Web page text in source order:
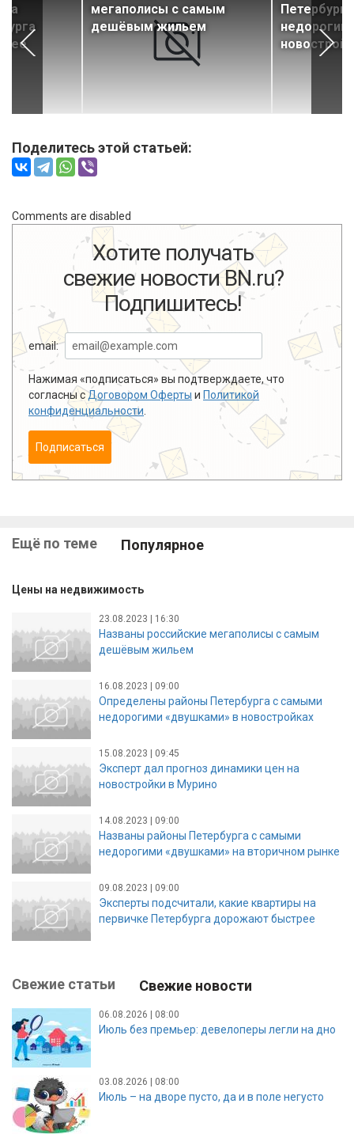
на
мегаполисы с самым
дешёвым жильем
Поделитесь этой статьей:
Comments are disabled
Хотите получать
свежие новости BN.ru?
Подпишитесь!
email:
Нажимая «подписаться» вы подтверждаете, что
согласны сДоговором Оферты и Политикой
конфиденциальности
Подписаться
Ещё по теме Популярное
Цены на недвижимость
23.08.2023 | 16:30
Названы российские мегаполисы с самым
дешёвым жильем
16.08.2023 | 09:00
Определены районы Петербурга с самыми
недорогими «двушками» в новостройках
15.08.2023 | 09:45
Эксперт дал прогноз динамики цен на
новостройки в Мурино
14.08.2023 | 09:00
Названы районы Петербурга с самыми
недорогими «двушками» на вторичном рынке
09.08.2023 | 09:00
Эксперты подсчитали, какие квартиры на
первичке Петербурга дорожают быстрее
Свежие статьи Свежие новости
06.08.2026 | 08:00
Июль без премьер: девелоперы легли на дно
03.08.2026 | 08:00
Июль – на дворе пусто, да и в поле негусто